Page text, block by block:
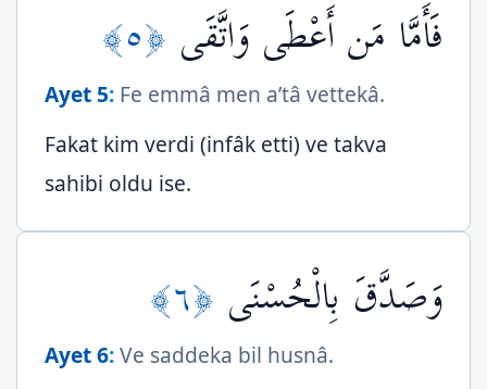
فَأَمَّا مَن أَعْطَى وَاتَّقَى ﴿٥﴾
Ayet 5: Fe emmâ men a’tâ vettekâ.
Fakat kim verdi (infâk etti) ve takva
sahibi oldu ise.
وَصَدَّقَ بِالْحُسْنَى ﴿٦﴾
Ayet 6:Ve saddeka bil husnâ.